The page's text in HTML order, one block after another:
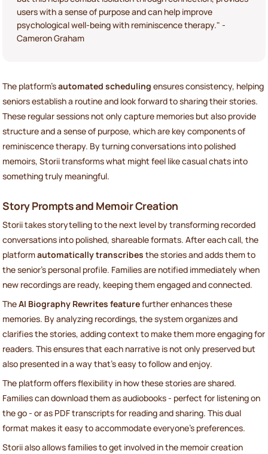
users with a sense of purpose and can help improve
psychological well-being with reminiscence therapy." -
Cameron Graham
The platform'sautomated scheduling ensures consistency, helping
seniors establish a routine and look forward to sharing their stories.
These regular sessions not only capture memories but also provide
structure and a sense of purpose, which are key components of
reminiscence therapy. By turning conversations into polished
memoirs, Storii transforms what might feel like casual chats into
something truly meaningful.
Story Prompts and Memoir Creation
Storii takes storytelling to the next level by transforming recorded
conversations into polished, shareable formats. After each call, the
platformautomatically transcribes the stories and adds them to
the senior’s personal profile. Families are notified immediately when
new recordings are ready, keeping them engaged and connected.
TheAI Biography Rewrites featurefurther enhances these
memories. By analyzing recordings, the system organizes and
clarifies the stories, adding context to make them more engaging for
readers. This ensures that each narrative is not only preserved but
also presented in a way that’s easy to follow and enjoy.
The platform offers flexibility in how these stories are shared.
Families can download them as audiobooks - perfect for listening on
the go - or as PDF transcripts for reading and sharing. This dual
format makes it easy to accommodate everyone’s preferences.
Storii also allows families to get involved in the memoir creation